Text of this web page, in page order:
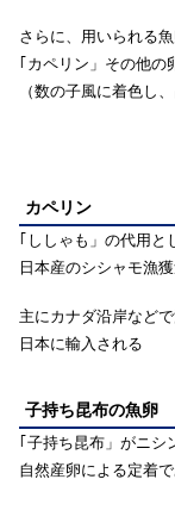
さらに、用いられる
｢カペリン」その他の
（数の子風に着色し
カペリン
｢ししゃも」の代用と
日本産のシシャモ漁
主にカナダ沿岸など
日本に輸入される
子持ち昆布の魚卵
｢子持ち昆布」がニシ
自然産卵による定着